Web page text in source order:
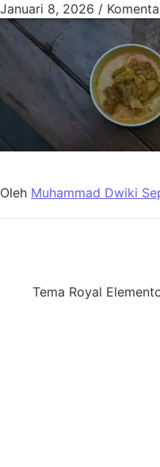
Januari 8, 2026 /
Oleh Muhammad Dwiki
Tema Royal